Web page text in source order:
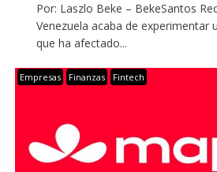
Por: Laszlo Beke – BekeSantos
Venezuela acaba de experimentar
que ha afectado...
Empresas Finanzas Fintech